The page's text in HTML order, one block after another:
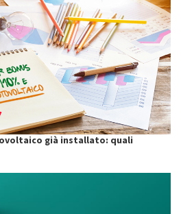
già installato: quali